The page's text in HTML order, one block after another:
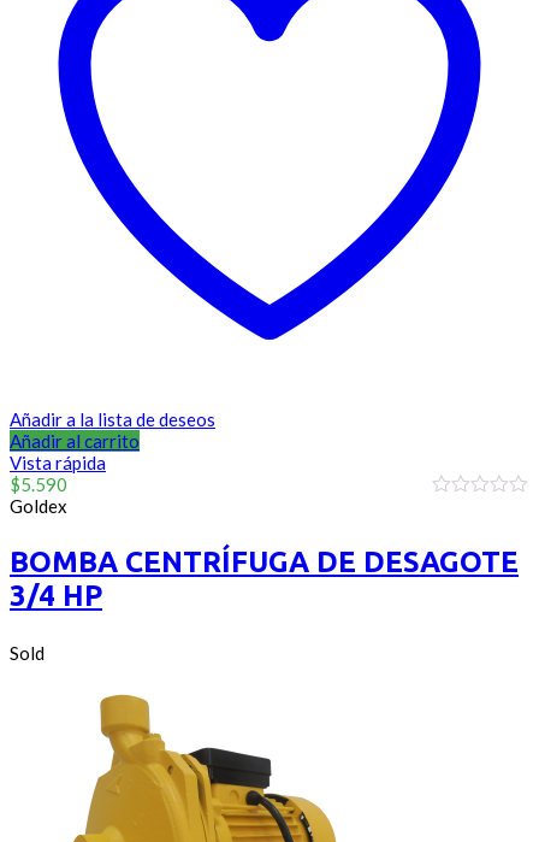
Añadir a la lista de deseos
Añadir al carrito
Vista rápida
5
$5.590
Goldex
BOMBA CENTRÍFUGA DE DESAGOTE
3/4 HP
Sold